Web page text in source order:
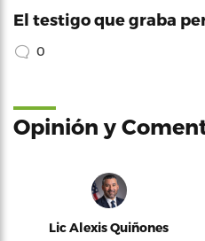
El testigo que graba
0
Opinión y
Lic Alexis Quiñones